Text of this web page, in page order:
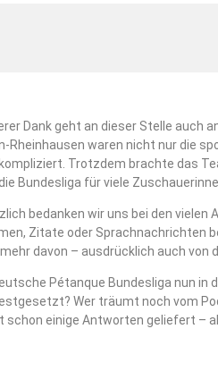
Dank geht an dieser Stelle auch
Rheinhausen waren nicht nur die
Trotzdem brachte das
Bundesliga für viele
bedanken wir uns bei den
Zitate oder Sprachnachrichten
davon – ausdrücklich auch von
Pétanque Bundesliga nun
Wer träumt noch vom
schon einige Antworten geliefert –